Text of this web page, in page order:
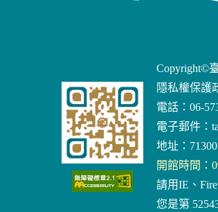
Copyright©
隱私權保護
電話：06-
電子郵件：
地址：
開館時間：
請用IE、
您是第